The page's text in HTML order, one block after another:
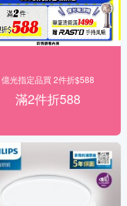
億光指定品買 2件折$588
滿2件折588